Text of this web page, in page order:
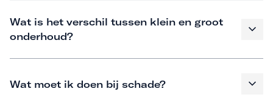
Wat is het verschil tussen klein en groot
onderhoud?
Wat moet ik doen bij schade?